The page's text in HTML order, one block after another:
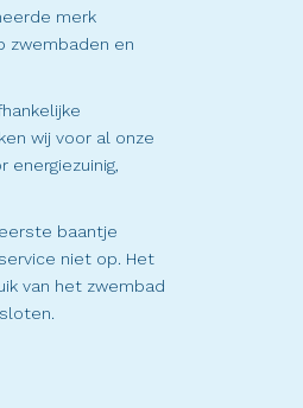
merk
zwembaden en
wij voor al onze
energiezuinig,
baantje
niet op. Het
van het zwembad